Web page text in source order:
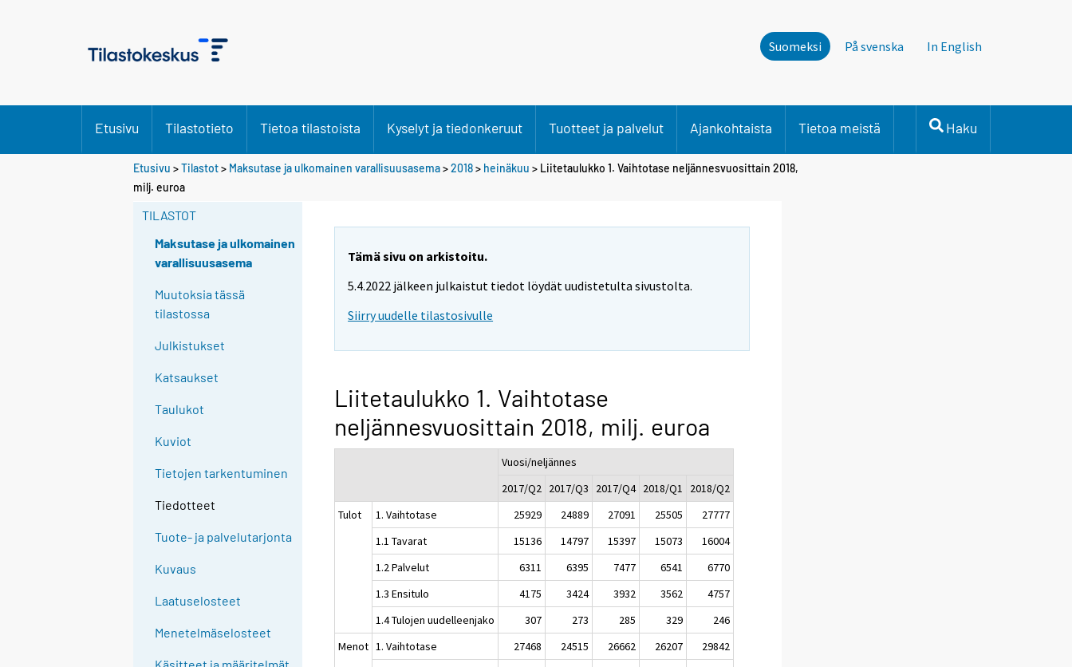
Suomeksi På svenska In English
Etusivu Tilastotieto Tietoa tilastoista Kyselyt ja tiedonkeruut Tuotteet ja palvelut Ajankohtaista Tietoa meistä Haku
Etusivu >Tilastot> Maksutase ja ulkomainen varallisuusasema>2018> heinäkuu > Liitetaulukko 1. Vaihtotase neljännesvuosittain 2018,
milj. euroa
TILASTOT
Maksutase ja ulkomainen
varallisuusasema
Muutoksia tässä
tilastossa
Julkistukset
Katsaukset
Taulukot
Kuviot
Tietojen tarkentuminen
Tiedotteet
Tuote- ja palvelutarjonta
Kuvaus
Laatuselosteet
Menetelmäselosteet
Tämä sivu on arkistoitu.
5.4.2022 jälkeen julkaistut tiedot löydät uudistetulta sivustolta.
Siirry uudelle tilastosivulle
Liitetaulukko 1. Vaihtotase
neljännesvuosittain 2018, milj. euroa
Vuosi/neljännes
2017/Q2 2017/Q3 2017/Q4 2018/Q1
2018/Q2
Tulot
1. Vaihtotase 25929 24889 27091 25505
27777
1.1 Tavarat
15136 14797 15397 15073
16004
1.2 Palvelut
6311 6395 7477 6541
6770
1.3 Ensitulo
4175 3424 3932 3562
4757
1.4 Tulojen uudelleenjako
307 273 285 329
246
Menot 1. Vaihtotase 27468 24515 26662 26207
29842